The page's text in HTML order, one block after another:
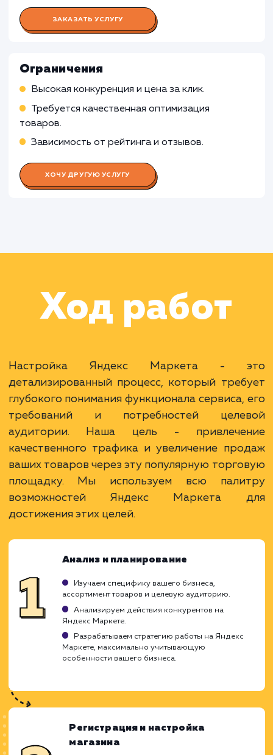
Мониторинг и оптимизация кампаний,
управление ставками, анализ конверсии
Работа Специалиста по работе с
Яндекс Маркетом
Работа SEO-специалиста
Работа Специалиста по аналитике
Раскладываем
услугу на пиксели
Преимущества
Привлечение покупателей на товарные
запросы.
Возможность сравнения с конкурентами.
Широкий охват и доступ к большой
аудитории.
Ограничения
Высокая конкуренция и цена за клик.
Требуется качественная оптимизация
товаров.